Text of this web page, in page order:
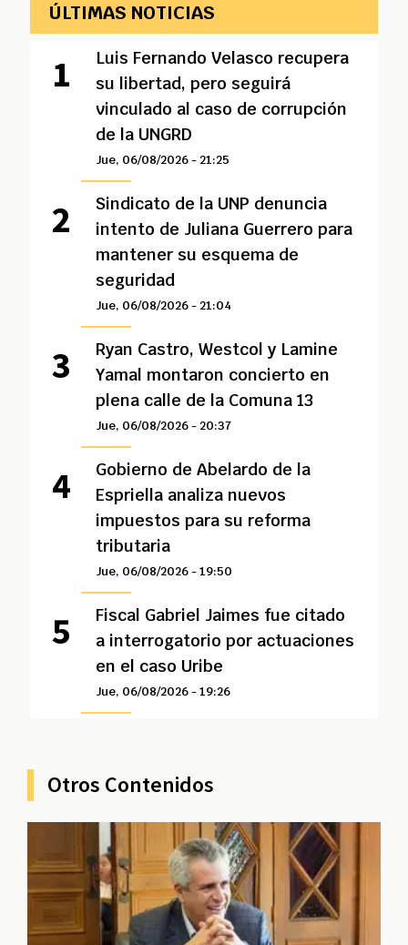
ÚLTIMAS NOTICIAS
Luis Fernando Velasco recupera
su libertad, pero seguirá
vinculado al caso de corrupción
de la UNGRD
Jue, 06/08/2026 - 21:25
Sindicato de la UNP denuncia
intento de Juliana Guerrero para
mantener su esquema de
seguridad
Jue, 06/08/2026 - 21:04
Ryan Castro, Westcol y Lamine
Yamal montaron concierto en
plena calle de la Comuna 13
Jue, 06/08/2026 - 20:37
Gobierno de Abelardo de la
Espriella analiza nuevos
impuestos para su reforma
tributaria
Jue, 06/08/2026 - 19:50
Fiscal Gabriel Jaimes fue citado
a interrogatorio por actuaciones
en el caso Uribe
Jue, 06/08/2026 - 19:26
Otros Contenidos